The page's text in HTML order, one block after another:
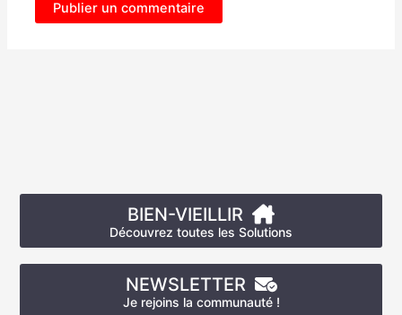
BIEN-VIEILLIR
Découvrez toutes les Solutions
NEWSLETTER
Je rejoins la communauté !